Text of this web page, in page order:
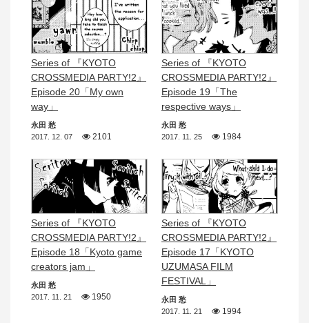
Series of 『KYOTO
CROSSMEDIA PARTY!2』
Episode 20「My own
way」
永田 愁
2017. 12. 07
2101
Series of 『KYOTO
CROSSMEDIA PARTY!2』
Episode 19「The
respective ways」
永田 愁
2017. 11. 25
1984
Series of 『KYOTO
CROSSMEDIA PARTY!2』
Episode 18「Kyoto game
creators jam」
永田 愁
2017. 11. 21
1950
Series of 『KYOTO
CROSSMEDIA PARTY!2』
Episode 17「KYOTO
UZUMASA FILM
FESTIVAL」
永田 愁
2017. 11. 21
1994